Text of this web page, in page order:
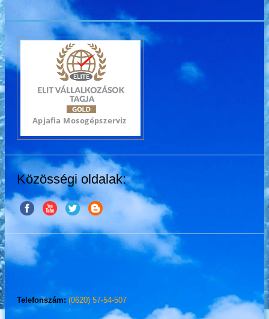
Közösségi oldalak:
Telefonszám: (0620) 57-54-507